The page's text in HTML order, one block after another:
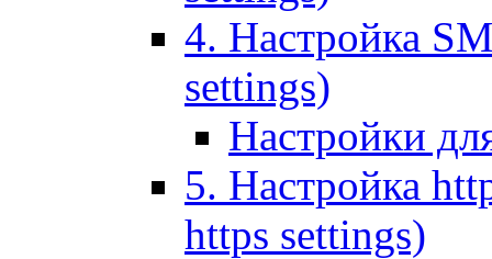
4. Настройка
settings)
Настройки
5. Настройка
https settings)